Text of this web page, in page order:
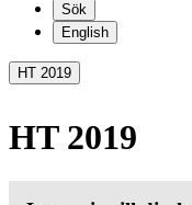
Sök
English
HT 2019
HT 2019